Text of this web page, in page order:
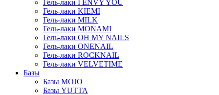
Гель-лаки I ENVY YOU
Гель-лаки KIEMI
Гель-лаки MILK
Гель-лаки MONAMI
Гель-лаки OH MY NAILS
Гель-лаки ONENAIL
Гель-лаки ROCKNAIL
Гель-лаки VELVETIME
Базы
Базы MOJO
Базы YUTTA